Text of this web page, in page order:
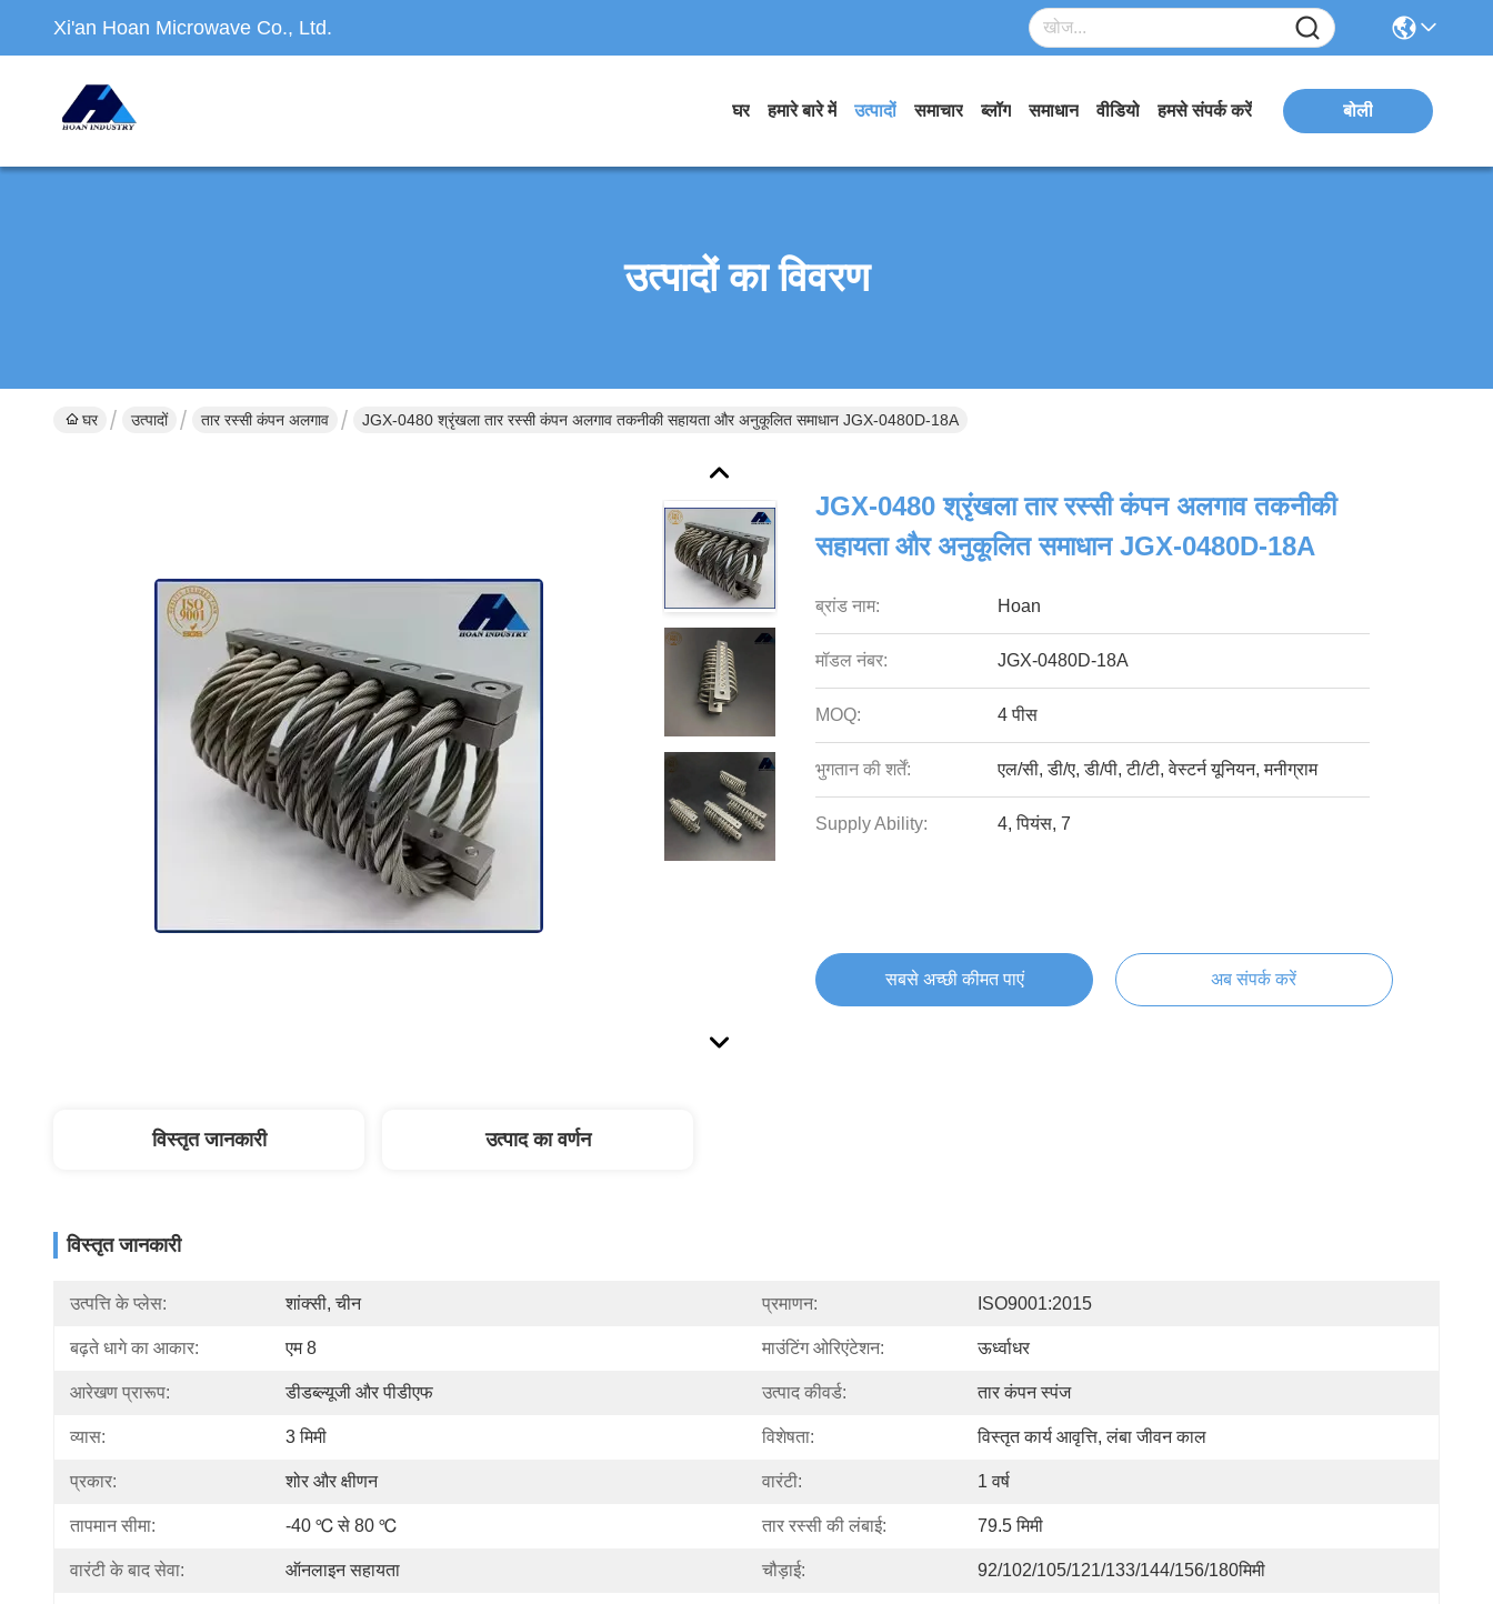
Xi'an Hoan Microwave Co., Ltd.
घर हमारे बारे में उत्पादों समाचार ब्लॉग समाधान वीडियो हमसे संपर्क करें बोली
उत्पादों का विवरण
घर उत्पादों तार रस्सी कंपन अलगाव JGX-0480 श्रृंखला तार रस्सी कंपन अलगाव तकनीकी सहायता और अनुकूलित समाधान JGX-0480D-18A
JGX-0480 श्रृंखला तार रस्सी कंपन अलगाव तकनीकी
सहायता और अनुकूलित समाधान JGX-0480D-18A
ब्रांड नाम: Hoan
मॉडल नंबर: JGX-0480D-18A
MOQ: 4 पीस
भुगतान की शर्तें: एल/सी, डी/ए, डी/पी, टी/टी, वेस्टर्न यूनियन, मनीग्राम
Supply Ability: 4, पियंस, 7
सबसे अच्छी कीमत पाएं अब संपर्क करें
विस्तृत जानकारी उत्पाद का वर्णन
विस्तृत जानकारी
उत्पत्ति के प्लेस: शांक्सी, चीन प्रमाणन: ISO9001:2015
बढ़ते धागे का आकार: एम 8 माउंटिंग ओरिएंटेशन: ऊर्ध्वाधर
आरेखण प्रारूप: डीडब्ल्यूजी और पीडीएफ उत्पाद कीवर्ड: तार कंपन स्पंज
व्यास: 3 मिमी विशेषता: विस्तृत कार्य आवृत्ति, लंबा जीवन काल
प्रकार: शोर और क्षीणन वारंटी: 1 वर्ष
तापमान सीमा: -40 ℃ से 80 ℃ तार रस्सी की लंबाई: 79.5 मिमी
वारंटी के बाद सेवा: ऑनलाइन सहायता चौड़ाई: 92/102/105/121/133/144/156/180मिमी